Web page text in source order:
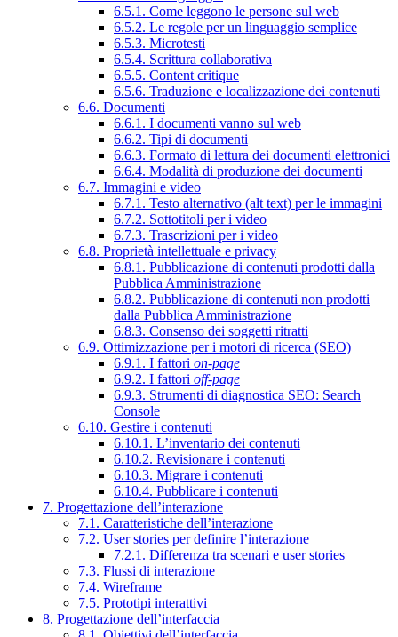
6.5.1. Come leggono le persone sul web
6.5.2. Le regole per un linguaggio semplice
6.5.3. Microtesti
6.5.4. Scrittura collaborativa
6.5.5. Content critique
6.5.6. Traduzione e localizzazione dei contenuti
6.6. Documenti
6.6.1. I documenti vanno sul web
6.6.2. Tipi di documenti
6.6.3. Formato di lettura dei documenti elettronici
6.6.4. Modalità di produzione dei documenti
6.7. Immagini e video
6.7.1. Testo alternativo (alt text) per le immagini
6.7.2. Sottotitoli per i video
6.7.3. Trascrizioni per i video
6.8. Proprietà intellettuale e privacy
6.8.1. Pubblicazione di contenuti prodotti dalla
Pubblica Amministrazione
6.8.2. Pubblicazione di contenuti non prodotti
dalla Pubblica Amministrazione
6.8.3. Consenso dei soggetti ritratti
6.9. Ottimizzazione per i motori di ricerca (SEO)
6.9.1. I fattori on-page
6.9.2. I fattori off-page
6.9.3. Strumenti di diagnostica SEO: Search
Console
6.10. Gestire i contenuti
6.10.1. L’inventario dei contenuti
6.10.2. Revisionare i contenuti
6.10.3. Migrare i contenuti
6.10.4. Pubblicare i contenuti
7. Progettazione dell’interazione
7.1. Caratteristiche dell’interazione
7.2. User stories per definire l’interazione
7.2.1. Differenza tra scenari e user stories
7.3. Flussi di interazione
7.4. Wireframe
7.5. Prototipi interattivi
8. Progettazione dell’interfaccia